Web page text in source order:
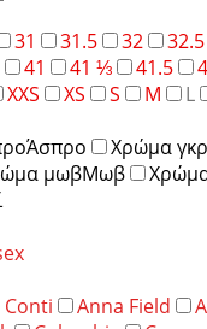
31 31.5 32 32.5
41 41 ⅓ 41.5
XXS XS S M L
Άσπρο Χρώμα
μωβΜωβ
Anna Field